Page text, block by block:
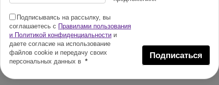
Подписываясь на рассылку, вы
соглашаетесь с Правилами пользования
и Политикой конфиденциальности и
даете согласие на использование
файлов cookie и передачу своих
персональных данных в *
Подписаться